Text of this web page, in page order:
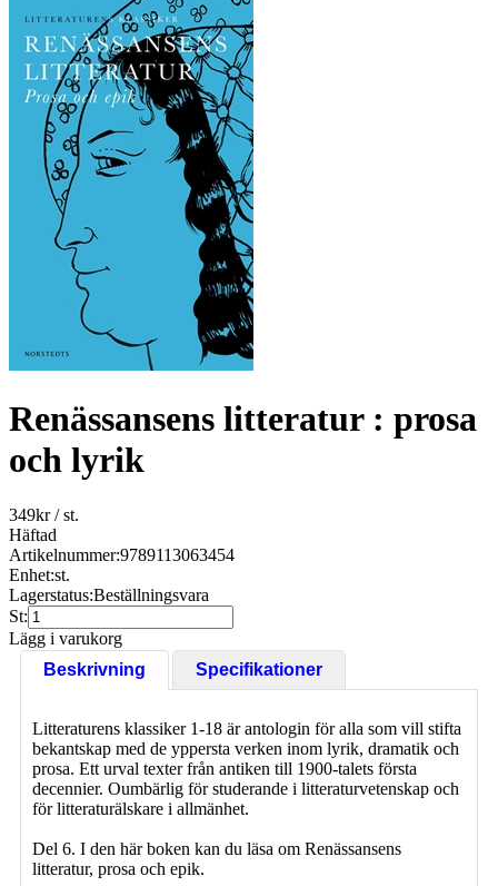
Renässansens litteratur : prosa
och lyrik
349kr/ st.
Häftad
Artikelnummer:9789113063454
Enhet:st.
Lagerstatus:Beställningsvara
St:
Lägg i varukorg
Beskrivning
Specifikationer
Litteraturens klassiker 1-18 är antologin för alla som vill stifta
bekantskap med de yppersta verken inom lyrik, dramatik och
prosa. Ett urval texter från antiken till 1900-talets första
decennier. Oumbärlig för studerande i litteraturvetenskap och
för litteraturälskare i allmänhet.
Del 6. I den här boken kan du läsa om Renässansens
litteratur, prosa och epik.